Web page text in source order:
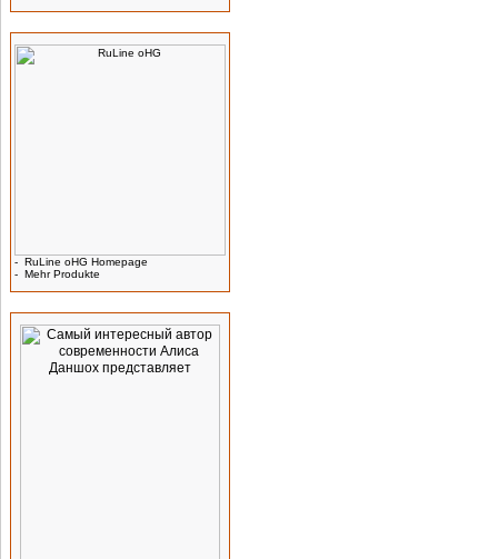
- RuLine oHG Homepage
- Mehr Produkte